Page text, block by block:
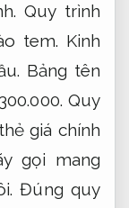
Quy trình
tem. Kinh
Bảng tên
Quy
giá chính
gọi mang
Đúng quy